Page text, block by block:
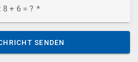
8 + 6 = ?
SENDEN